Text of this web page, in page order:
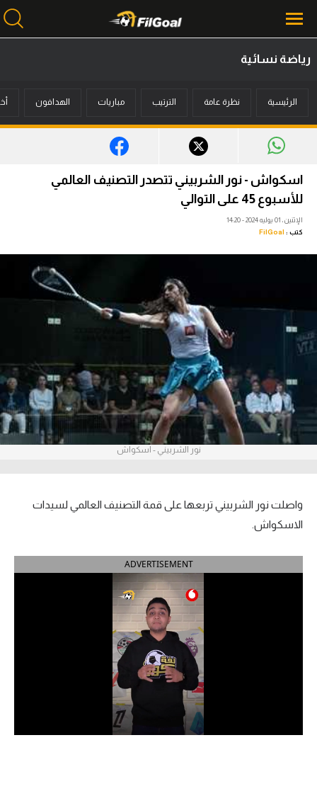
أخبار
ميركاتو
فانتازي في الجول
مسابقة التوقعات
عدسات
بطولات
أمريكا 2026
الدوري الإنجليزي الممتاز
الدوري الإسباني
الدوري السعودي للمحترفين
رياضة نسائية
الرئيسية نظرة عامة الترتيب مباريات الهدافون
اسكواش - نور الشربيني تتصدر التصنيف العالمي
للأسبوع 45 على التوالي
الإثنين، 01 يوليه 2024 - 14:20
كتب : FilGoal
نور الشربيني - اسكواش
واصلت نور الشربيني تربعها على قمة التصنيف العالمي لسيدات
الاسكواش.
ADVERTISEMENT